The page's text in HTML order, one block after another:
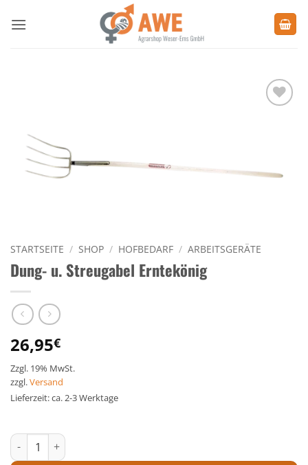
Inhalt
STARTSEITE / SHOP / HOFBEDARF / ARBEITSGERÄTE
Dung- u. Streugabel Erntekönig
26,95€
Zzgl. 19% MwSt.
zzgl.Versand
Lieferzeit: ca. 2-3 Werktage
Dung- u. Streugabel Erntekönig Menge